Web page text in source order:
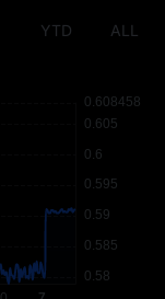
YTD ALL